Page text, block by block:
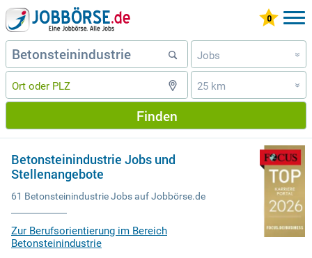
Jobs »
25 km »
Finden
Betonsteinindustrie Jobs und
Stellenangebote
61 Betonsteinindustrie Jobs auf Jobbörse.de
Zur Berufsorientierung im Bereich
Betonsteinindustrie